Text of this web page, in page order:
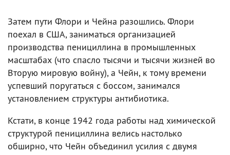
Затем пути Флори и Чейна разошлись. Флори
поехал в США, заниматься организацией
производства пенициллина в промышленных
масштабах (что спасло тысячи и тысячи жизней во
Вторую мировую войну), а Чейн, к тому времени
успевший поругаться с боссом, занимался
установлением структуры антибиотика.
Кстати, в конце 1942 года работы над химической
структурой пенициллина велись настолько
обширно, что Чейн объединил усилия с двумя